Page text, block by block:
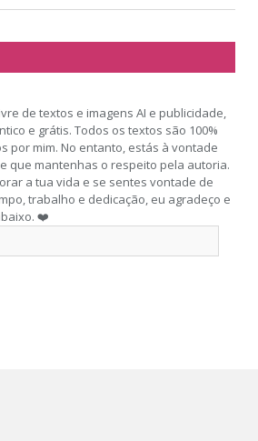
de textos e imagens AI e publicidade,
e grátis. Todos os textos são 100%
por mim. No entanto, estás à vontade
que mantenhas o respeito pela autoria.
a tua vida e se sentes vontade de
trabalho e dedicação, eu agradeço e
❤️